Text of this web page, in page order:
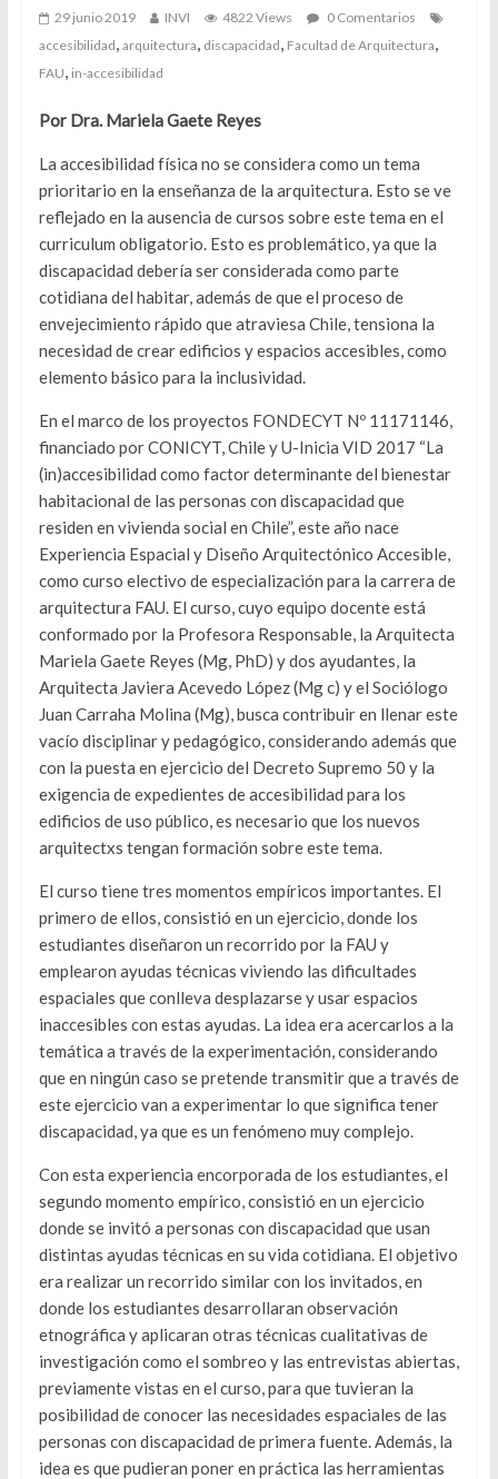
29 junio 2019 INVI 4822 Views
0 Comentarios
accesibilidad, arquitectura, discapacidad, Facultad de Arquitectura,
FAU, in-accesibilidad
Por Dra. Mariela Gaete Reyes
La accesibilidad física no se considera como un tema
prioritario en la enseñanza de la arquitectura. Esto se ve
reflejado en la ausencia de cursos sobre este tema en el
curriculum obligatorio. Esto es problemático, ya que la
discapacidad debería ser considerada como parte
cotidiana del habitar, además de que el proceso de
envejecimiento rápido que atraviesa Chile, tensiona la
necesidad de crear edificios y espacios accesibles, como
elemento básico para la inclusividad.
En el marco de los proyectos FONDECYT Nº 11171146,
financiado por CONICYT, Chile y U-Inicia VID 2017 “La
(in)accesibilidad como factor determinante del bienestar
habitacional de las personas con discapacidad que
residen en vivienda social en Chile”, este año nace
Experiencia Espacial y Diseño Arquitectónico Accesible,
como curso electivo de especialización para la carrera de
arquitectura FAU. El curso, cuyo equipo docente está
conformado por la Profesora Responsable, la Arquitecta
Mariela Gaete Reyes (Mg, PhD) y dos ayudantes, la
Arquitecta Javiera Acevedo López (Mg c) y el Sociólogo
Juan Carraha Molina (Mg), busca contribuir en llenar este
vacío disciplinar y pedagógico, considerando además que
con la puesta en ejercicio del Decreto Supremo 50 y la
exigencia de expedientes de accesibilidad para los
edificios de uso público, es necesario que los nuevos
arquitectxs tengan formación sobre este tema.
El curso tiene tres momentos empíricos importantes. El
primero de ellos, consistió en un ejercicio, donde los
estudiantes diseñaron un recorrido por la FAU y
emplearon ayudas técnicas viviendo las dificultades
espaciales que conlleva desplazarse y usar espacios
inaccesibles con estas ayudas. La idea era acercarlos a la
temática a través de la experimentación, considerando
que en ningún caso se pretende transmitir que a través de
este ejercicio van a experimentar lo que significa tener
discapacidad, ya que es un fenómeno muy complejo.
Con esta experiencia encorporada de los estudiantes, el
segundo momento empírico, consistió en un ejercicio
donde se invitó a personas con discapacidad que usan
distintas ayudas técnicas en su vida cotidiana. El objetivo
era realizar un recorrido similar con los invitados, en
donde los estudiantes desarrollaran observación
etnográfica y aplicaran otras técnicas cualitativas de
investigación como el sombreo y las entrevistas abiertas,
previamente vistas en el curso, para que tuvieran la
posibilidad de conocer las necesidades espaciales de las
personas con discapacidad de primera fuente. Además, la
idea es que pudieran poner en práctica las herramientas